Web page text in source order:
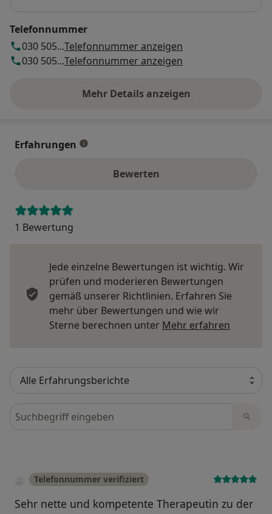
Telefonnummer
030 505...Telefonnummer anzeigen
030 505...Telefonnummer anzeigen
Mehr Details anzeigen
über die Adresse
Erfahrungen
Bewerten
1 Bewertung
Jede einzelne Bewertungen ist wichtig. Wir
prüfen und moderieren Bewertungen
gemäß unserer Richtlinien. Erfahren Sie
mehr über Bewertungen und wie wir
Sterne berechnen unter Mehr erfahren
Bewertungen durchsuchen
Telefonnummer verifiziert
Sehr nette und kompetente Therapeutin zu der